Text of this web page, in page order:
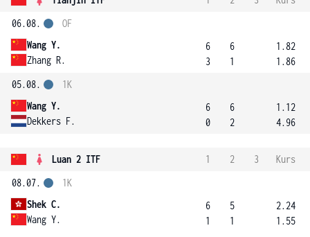
06.08.
Wang Y.
Zhang R.
OF
6
3
6
1
1.82
1.86
05.08.
Wang Y.
Dekkers F.
1K
6
0
6
2
1.12
4.96
Luan 2 ITF 1 2 3
Kurs
08.07.
Shek C.
Wang Y.
1K
6
1
5
1
2.24
1.55